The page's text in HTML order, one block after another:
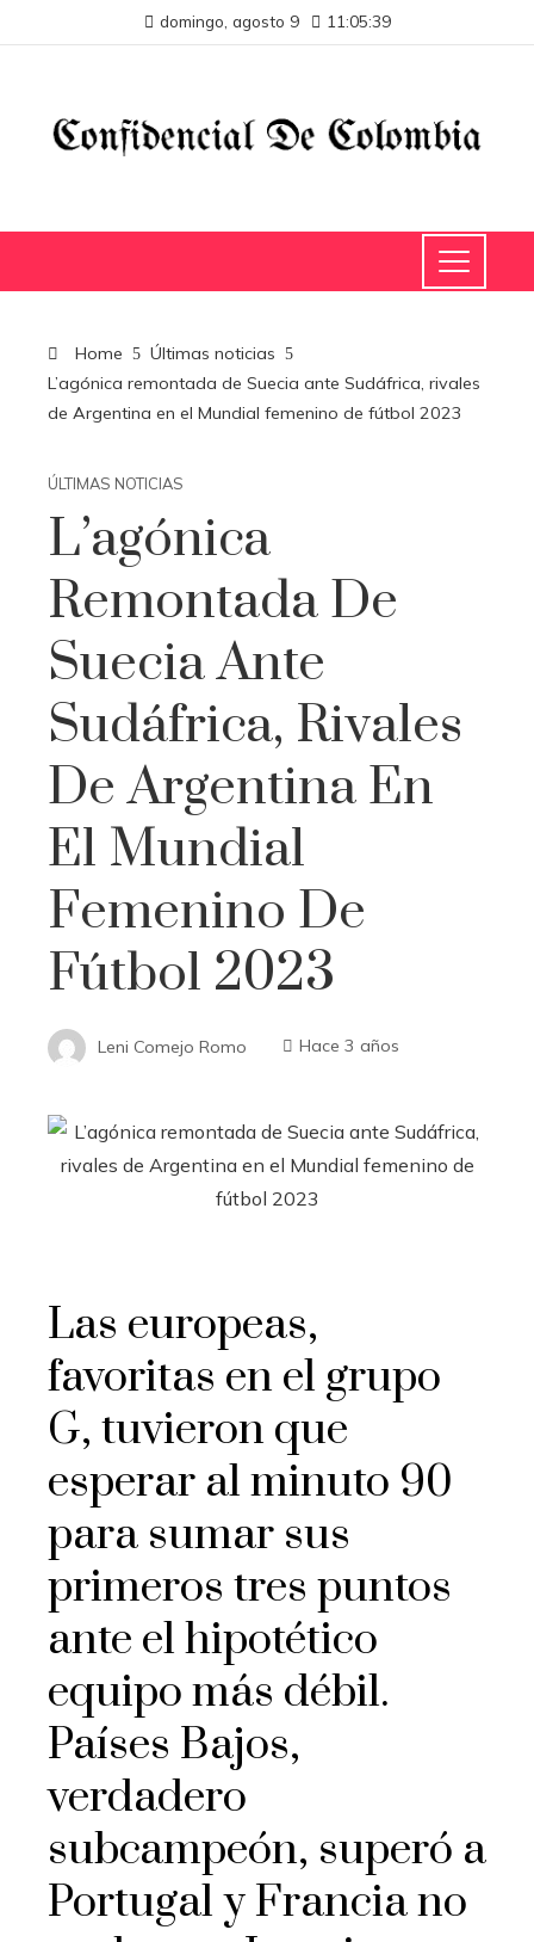
domingo, agosto 9 11:05:40
Home
Últimas noticias
L’agónica remontada de Suecia ante Sudáfrica, rivales
de Argentina en el Mundial femenino de fútbol 2023
ÚLTIMAS NOTICIAS
L’agónica
Remontada De
Suecia Ante
Sudáfrica, Rivales
De Argentina En
El Mundial
Femenino De
Fútbol 2023
Leni Comejo Romo Hace 3 años
Las europeas,
favoritas en el grupo
G, tuvieron que
esperar al minuto 90
para sumar sus
primeros tres puntos
ante el hipotético
equipo más débil.
Países Bajos,
verdadero
subcampeón, superó a
Portugal y Francia no